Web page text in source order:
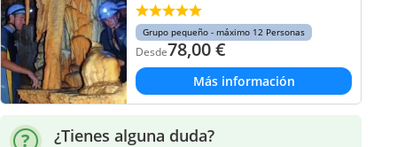
Grupo pequeño - máximo 12 Personas
Desde78,00€
Más información
¿Tienes alguna duda?